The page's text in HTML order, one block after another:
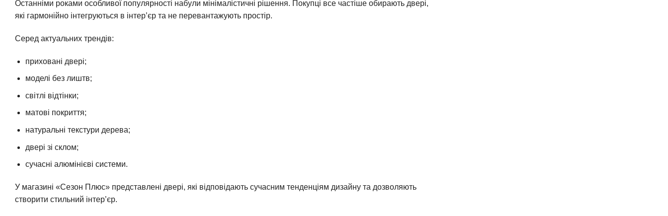
Останніми роками особливої популярності набули мінімалістичні рішення. Покупці все частіше обирають двері,
які гармонійно інтегруються в інтер’єр та не перевантажують простір.
Серед актуальних трендів:
приховані двері;
моделі без лиштв;
світлі відтінки;
матові покриття;
натуральні текстури дерева;
двері зі склом;
сучасні алюмінієві системи.
У магазині «Сезон Плюс» представлені двері, які відповідають сучасним тенденціям дизайну та дозволяють
створити стильний інтер’єр.